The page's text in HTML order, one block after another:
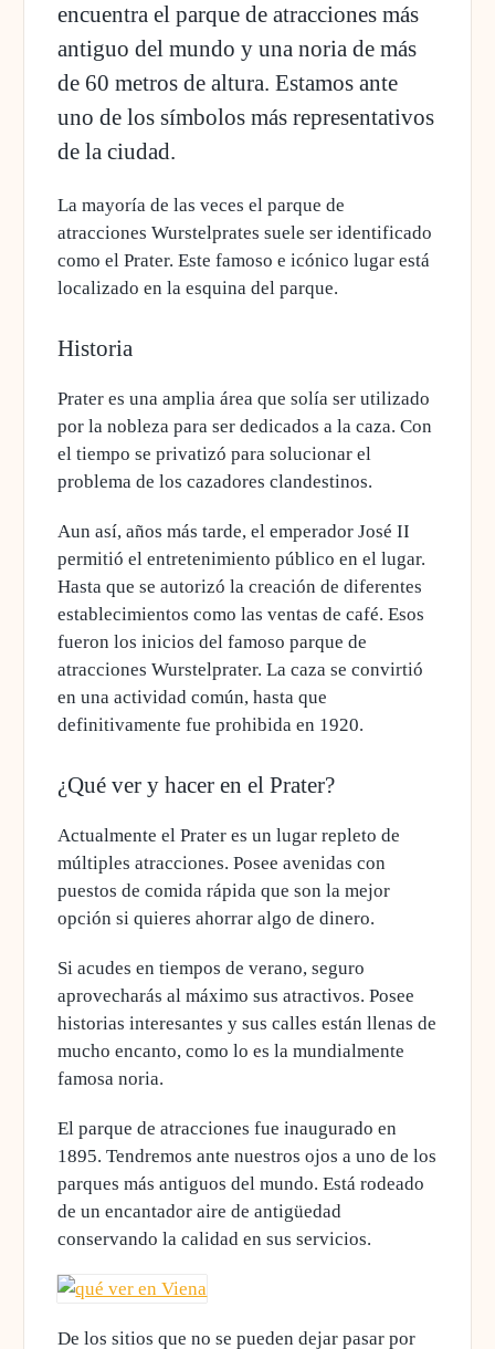
encuentra el parque de atracciones más
antiguo del mundo y una noria de más
de 60 metros de altura. Estamos ante
uno de los símbolos más representativos
de la ciudad.
La mayoría de las veces elparque de
atracciones Wurstelpratessuele ser identificado
como el Prater. Este famoso e icónico lugar está
localizado en la esquina del parque.
Historia
Prater es una amplia área que solía ser utilizado
por la nobleza para ser dedicados a lacaza. Con
el tiempo se privatizó para solucionar el
problema de los cazadores clandestinos.
Aun así, años más tarde, el emperador José II
permitió elentretenimiento público en el lugar.
Hasta que se autorizó la creación de diferentes
establecimientos como las ventas de café. Esos
fueron losinicios del famoso parque de
atracciones Wurstelprater. La caza se convirtió
en una actividad común, hasta que
definitivamente fue prohibida en 1920.
¿Qué ver y hacer en el Prater?
Actualmente el Prater es un lugar repleto de
múltiples atracciones. Posee avenidas con
puestos de comida rápida que son la mejor
opción si quieres ahorrar algo de dinero.
Si acudes en tiempos de verano, seguro
aprovecharás al máximo sus atractivos. Posee
historias interesantes y sus calles están llenas de
mucho encanto, como lo es la mundialmente
famosa noria.
El parque de atracciones fue inaugurado en
1895. Tendremos ante nuestros ojos a uno de los
parques más antiguos del mundo. Está rodeado
de un encantador aire de antigüedad
conservando la calidad en sus servicios.
De los sitios que no se pueden dejar pasar por